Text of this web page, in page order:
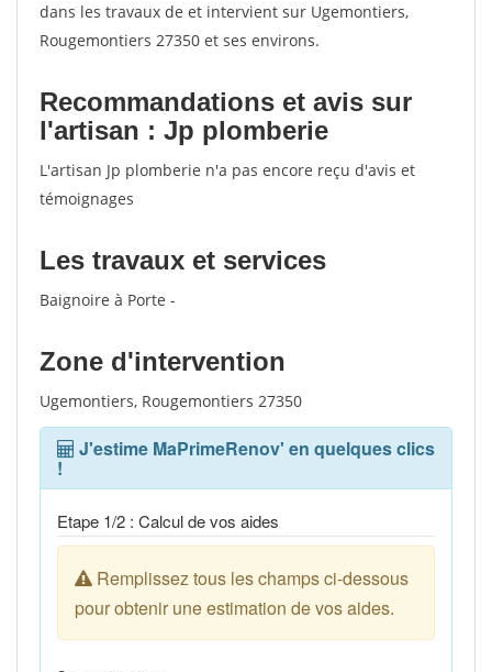
dans les travaux de et intervient sur Ugemontiers,
Rougemontiers 27350 et ses environs.
Recommandations et avis sur
l'artisan : Jp plomberie
L'artisan Jp plomberie n'a pas encore reçu d'avis et
témoignages
Les travaux et services
Baignoire à Porte -
Zone d'intervention
Ugemontiers, Rougemontiers 27350